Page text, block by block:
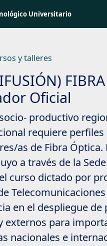
Universitario
y talleres
Oficial
productivo
requiere perfiles
as de Fibra Óptica.
a través de la
curso dictado por
en el despliegue de
externos para
nacionales e